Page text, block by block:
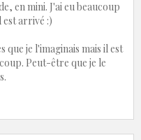
en mini. J'ai eu beaucoup
arrivé :)
que je l'imaginais mais il est
Peut-être que je le